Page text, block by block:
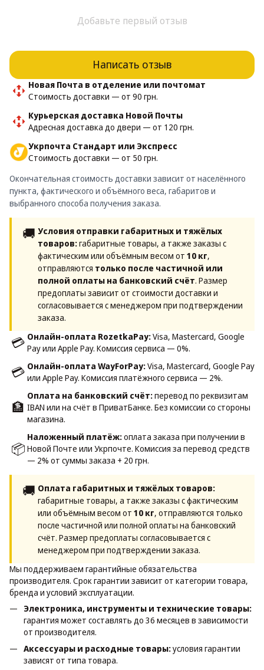
Добавьте первый отзыв
Написать отзыв
Новая Почта в отделение или почтомат
Стоимость доставки — от 90 грн.
Курьерская доставка Новой Почты
Адресная доставка до двери — от 120 грн.
Укрпочта Стандарт или Экспресс
Стоимость доставки — от 50 грн.
Окончательная стоимость доставки зависит от населённого
пункта, фактического и объёмного веса, габаритов и
выбранного способа получения заказа.
🚚 Условия отправки габаритных и тяжёлых
товаров:габаритные товары, а также заказы с
фактическим или объёмным весом от 10 кг,
отправляются только после частичной или
полной оплаты на банковский счёт. Размер
предоплаты зависит от стоимости доставки и
согласовывается с менеджером при подтверждении
заказа.
💳 Онлайн-оплата RozetkaPay:Visa, Mastercard, Google
Pay или Apple Pay. Комиссия сервиса — 0%.
💳 Онлайн-оплата WayForPay:Visa, Mastercard, Google Pay
или Apple Pay. Комиссия платёжного сервиса — 2%.
🏦
Оплата на банковский счёт:перевод по реквизитам
IBAN или на счёт в ПриватБанке. Без комиссии со стороны
магазина.
📦
Наложенный платёж:оплата заказа при получении в
Новой Почте или Укрпочте. Комиссия за перевод средств
— 2% от суммы заказа + 20 грн.
🚚 Оплата габаритных и тяжёлых товаров:
габаритные товары, а также заказы с фактическим
или объёмным весом от 10 кг, отправляются только
после частичной или полной оплаты на банковский
счёт. Размер предоплаты согласовывается с
менеджером при подтверждении заказа.
Мы поддерживаем гарантийные обязательства
производителя. Срок гарантии зависит от категории товара,
бренда и условий эксплуатации.
Электроника, инструменты и технические товары:
гарантия может составлять до 36 месяцев в зависимости
от производителя.
Аксессуары и расходные товары:условия гарантии
зависят от типа товара.